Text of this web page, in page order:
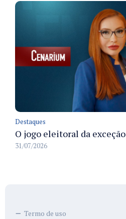
Destaques
O jogo eleitoral da exceção
31/07/2026
Termo de uso